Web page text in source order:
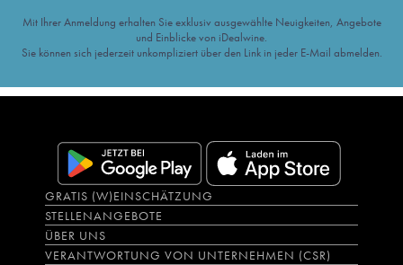
Mit Ihrer Anmeldung erhalten Sie exklusiv ausgewählte Neuigkeiten, Angebote
und Einblicke von iDealwine.
Sie können sich jederzeit unkompliziert über den Link in jeder E-Mail abmelden.
GRATIS (W)EINSCHÄTZUNG
STELLENANGEBOTE
ÜBER UNS
VERANTWORTUNG VON UNTERNEHMEN (CSR)